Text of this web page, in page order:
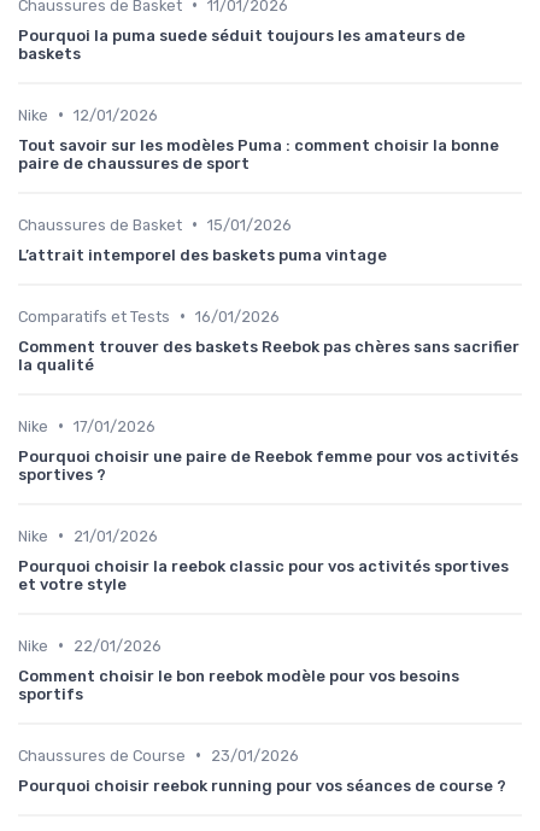
Chaussures de Basket
11/01/2026
Pourquoi la puma suede séduit toujours les amateurs de
baskets
Nike • 12/01/2026
Tout savoir sur les modèles Puma : comment choisir la bonne
paire de chaussures de sport
Chaussures de Basket • 15/01/2026
L’attrait intemporel des baskets puma vintage
Comparatifs et Tests • 16/01/2026
Comment trouver des baskets Reebok pas chères sans sacrifier
la qualité
Nike • 17/01/2026
Pourquoi choisir une paire de Reebok femme pour vos activités
sportives ?
Nike •
21/01/2026
Pourquoi choisir la reebok classic pour vos activités sportives
et votre style
Nike •
22/01/2026
Comment choisir le bon reebok modèle pour vos besoins
sportifs
Chaussures de Course •
23/01/2026
Pourquoi choisir reebok running pour vos séances de course ?